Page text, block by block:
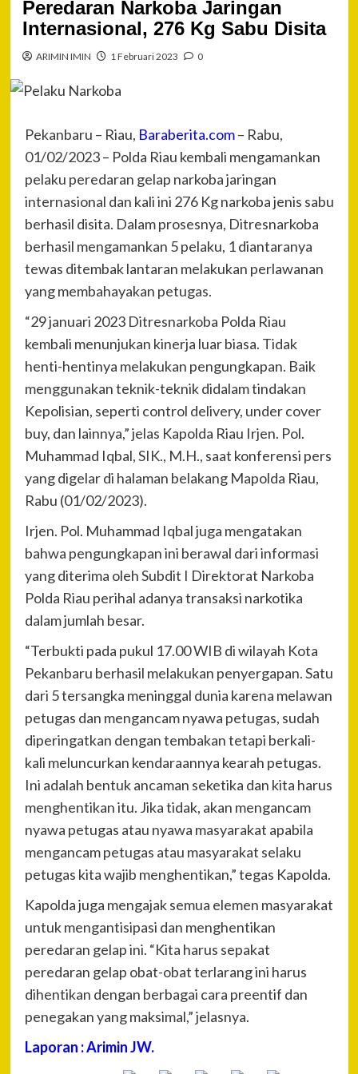
Peredaran Narkoba Jaringan
Internasional, 276 Kg Sabu Disita
ARIMIN IMIN 1 Februari 2023 0
Pekanbaru – Riau, Baraberita.com– Rabu,
01/02/2023 – Polda Riau kembali mengamankan
pelaku peredaran gelap narkoba jaringan
internasional dan kali ini 276 Kg narkoba jenis sabu
berhasil disita. Dalam prosesnya, Ditresnarkoba
berhasil mengamankan 5 pelaku, 1 diantaranya
tewas ditembak lantaran melakukan perlawanan
yang membahayakan petugas.
“29 januari 2023 Ditresnarkoba Polda Riau
kembali menunjukan kinerja luar biasa. Tidak
henti-hentinya melakukan pengungkapan. Baik
menggunakan teknik-teknik didalam tindakan
Kepolisian, seperti control delivery, under cover
buy, dan lainnya,” jelas Kapolda Riau Irjen. Pol.
Muhammad Iqbal, SIK., M.H., saat konferensi pers
yang digelar di halaman belakang Mapolda Riau,
Rabu (01/02/2023).
Irjen. Pol. Muhammad Iqbal juga mengatakan
bahwa pengungkapan ini berawal dari informasi
yang diterima oleh Subdit I Direktorat Narkoba
Polda Riau perihal adanya transaksi narkotika
dalam jumlah besar.
“Terbukti pada pukul 17.00 WIB di wilayah Kota
Pekanbaru berhasil melakukan penyergapan. Satu
dari 5 tersangka meninggal dunia karena melawan
petugas dan mengancam nyawa petugas, sudah
diperingatkan dengan tembakan tetapi berkali-
kali meluncurkan kendaraannya kearah petugas.
Ini adalah bentuk ancaman seketika dan kita harus
menghentikan itu. Jika tidak, akan mengancam
nyawa petugas atau nyawa masyarakat apabila
mengancam petugas atau masyarakat selaku
petugas kita wajib menghentikan,” tegas Kapolda.
Kapolda juga mengajak semua elemen masyarakat
untuk mengantisipasi dan menghentikan
peredaran gelap ini. “Kita harus sepakat
peredaran gelap obat-obat terlarang ini harus
dihentikan dengan berbagai cara preentif dan
penegakan yang maksimal,” jelasnya.
Laporan : Arimin JW.